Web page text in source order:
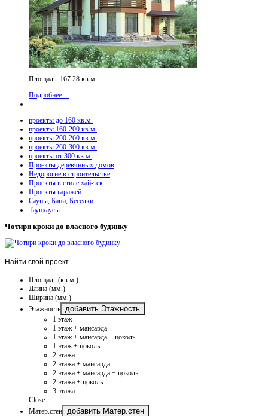
Площадь: 167.28 кв.м.
Подробнее ...
проекты до 160 кв.м.
проекты 160-200 кв.м.
проекты 200-260 кв.м.
проекты 260-300 кв.м.
проекты от 300 кв.м.
Проекты деревянных домов
Недорогие в строительстве
Проекты в стиле хай-тек
Проекты гаражей
Сауны, Бани, Беседки
Таунхаусы
Чотири кроки до власного будинку
Найти свой проект
Площадь (кв.м.)
Длина (мм.)
Ширина (мм.)
Этажность
добавить Этажность
1 этаж
1 этаж + мансарда
1 этаж + мансарда + цоколь
1 этаж + цоколь
2 этажа
2 этажа + мансарда
2 этажа + мансарда + цоколь
2 этажа + цоколь
3 этажа
Close
Матер.стен
добавить Матер.стен